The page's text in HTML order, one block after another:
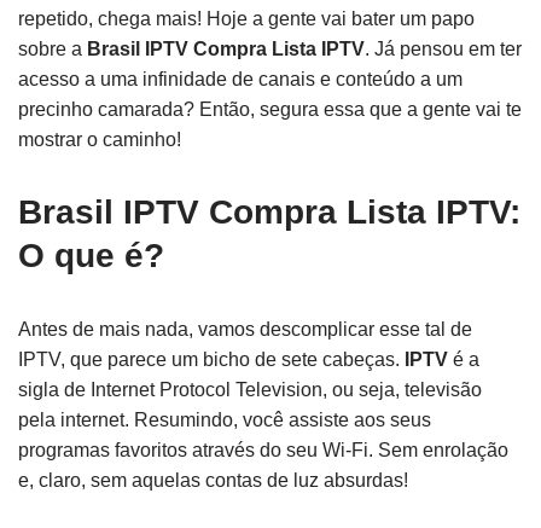
repetido, chega mais! Hoje a gente vai bater um papo
sobre a Brasil IPTV Compra Lista IPTV. Já pensou em ter
acesso a uma infinidade de canais e conteúdo a um
precinho camarada? Então, segura essa que a gente vai te
mostrar o caminho!
Brasil IPTV Compra Lista IPTV:
O que é?
Antes de mais nada, vamos descomplicar esse tal de
IPTV, que parece um bicho de sete cabeças.
IPTV é a
sigla de Internet Protocol Television, ou seja, televisão
pela internet. Resumindo, você assiste aos seus
programas favoritos através do seu Wi-Fi. Sem enrolação
e, claro, sem aquelas contas de luz absurdas!